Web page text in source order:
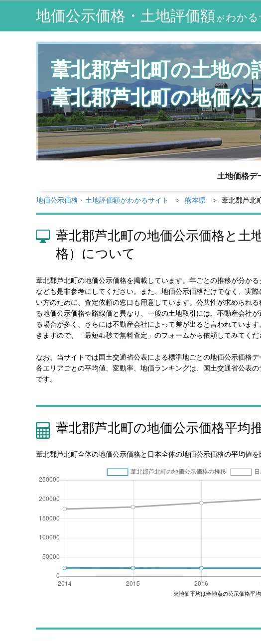
地価公示価格・土地評価額 がわかる
葦北郡芦北町の土地の
葦北郡芦北町の地価公
土地価格デ
地価公示価格・土地評価額がわかるサイト 熊本県 葦北郡芦北町
葦北郡芦北町の地価公示価格と土
格）について
葦北郡芦北町の地価公示価格を掲載しています。年ごとの推移が分か
なども是非参考にしてください。また、地価公示価格だけでなく、実
い方のために、査定依頼の窓口も用意しています。公共性が求められ
る地価公示価格や路線価と異なり、一般の土地取引には、不動産会社
る場合が多く、さらには不動産会社によって差が出ると言われていま
きますので、「最短45秒で無料査定」のフォームから依頼してみてくだ
なお、当サイトでは国土交通省公表による標準地ごとの地価公示価格デ
各エリアごとの平均値、変動率、地価ランキングは、国土交通省公表
です。
葦北郡芦北町の地価公示価格平均
葦北郡芦北町全体の地価公示価格と日本全体の地価公示価格の平均値
※地価平均は全地点の公示価格平